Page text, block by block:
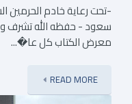
-تحت رعاية خادم الحرمين
سعود - حفظه الله تشرف
معرض الكتاب كل عا�...
READ MORE